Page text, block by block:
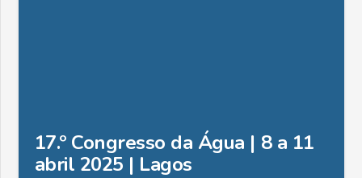
17.º Congresso da Água | 8 a 11
abril 2025 | Lagos